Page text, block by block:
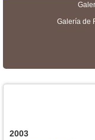
Galería de
2003